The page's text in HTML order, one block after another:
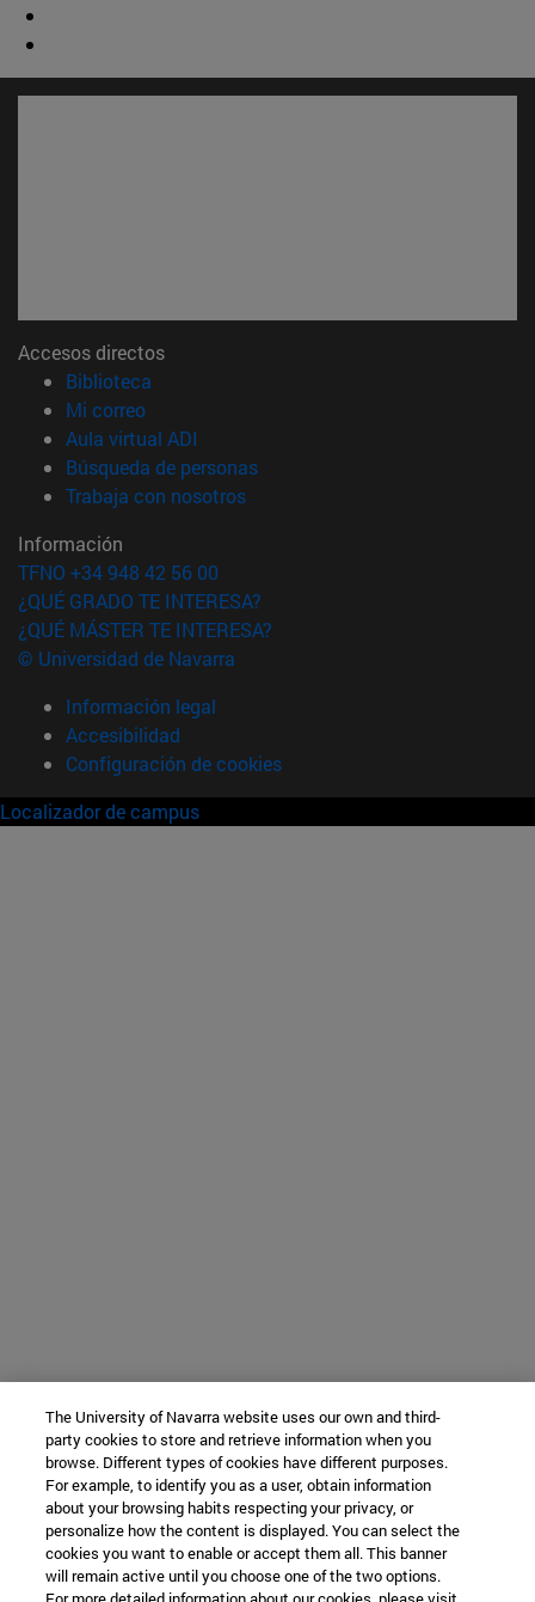
Accesos directos
Biblioteca
Mi correo(abre en nueva ventana)
Aula virtual ADI
Búsqueda de personas(abre en nueva ventana)
Trabaja con nosotros(abre en nueva ventana)
Información
TFNO +34 948 42 56 00
¿QUÉ GRADO TE INTERESA?
¿QUÉ MÁSTER TE INTERESA?
© Universidad de Navarra
Información legal
Accesibilidad
Configuración de cookies
Localizador de campus
The University of Navarra website uses our own and third-
party cookies to store and retrieve information when you
browse. Different types of cookies have different purposes.
For example, to identify you as a user, obtain information
about your browsing habits respecting your privacy, or
personalize how the content is displayed. You can select the
cookies you want to enable or accept them all. This banner
will remain active until you choose one of the two options.